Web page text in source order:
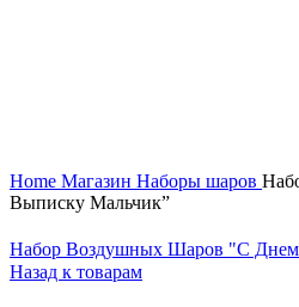
Home Магазин Наборы шаров
Выписку Мальчик”
Набор Воздушных Шаров "С
Назад к товарам